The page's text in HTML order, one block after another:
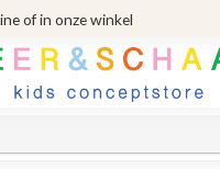
of in onze winkel